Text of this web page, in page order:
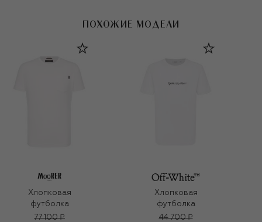
ПОХОЖИЕ МОДЕЛИ
Хлопковая
футболка
77 100 ₽
Хлопковая
футболка
44 700 ₽